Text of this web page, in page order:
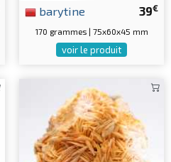
39€
barytine
170 grammes | 75x60x45 mm
voir le produit